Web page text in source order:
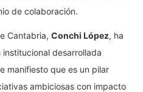
de colaboración.
Cantabria, Conchi López, ha
desarrollada
manifiesto que es un pilar
ambiciosas con impacto